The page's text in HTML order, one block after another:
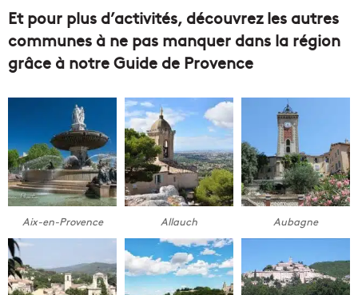
Et pour plus d’activités, découvrez les autres
communes à ne pas manquer dans la région
grâce à notre Guide de Provence
Aix-en-Provence Allauch Aubagne